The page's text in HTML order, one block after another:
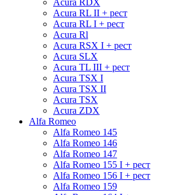
Acura RL II + рест
Acura RL I + рест
Acura Rl
Acura RSX I + рест
Acura SLX
Acura TL III + рест
Acura TSX I
Acura TSX II
Acura TSX
Acura ZDX
Alfa Romeo
Alfa Romeo 145
Alfa Romeo 146
Alfa Romeo 147
Alfa Romeo 155 I + рест
Alfa Romeo 156 I + рест
Alfa Romeo 159